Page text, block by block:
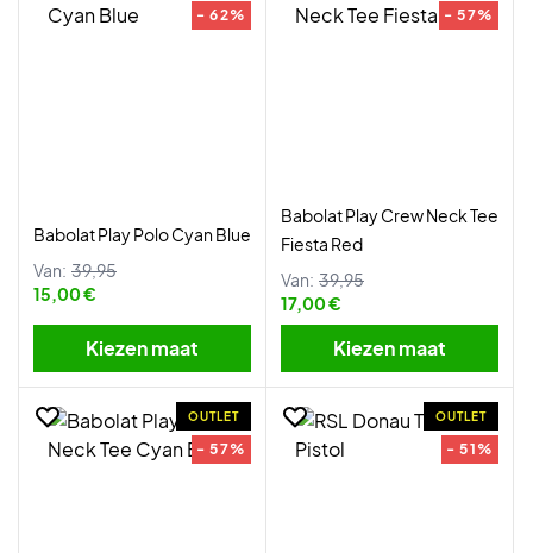
- 62%
Babolat Play Polo Cyan Blue
Van: 39,95
15,00 €
Kiezen maat
- 57%
Babolat Play Crew Neck Tee
Fiesta Red
Van: 39,95
17,00 €
Kiezen maat
OUTLET
- 57%
OUTLET
- 51%